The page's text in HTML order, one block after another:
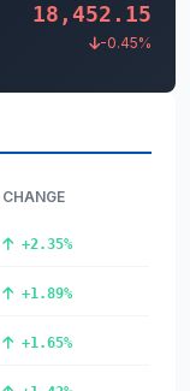
18,452.15
-0.45%
CHANGE
+2.35%
+1.89%
+1.65%